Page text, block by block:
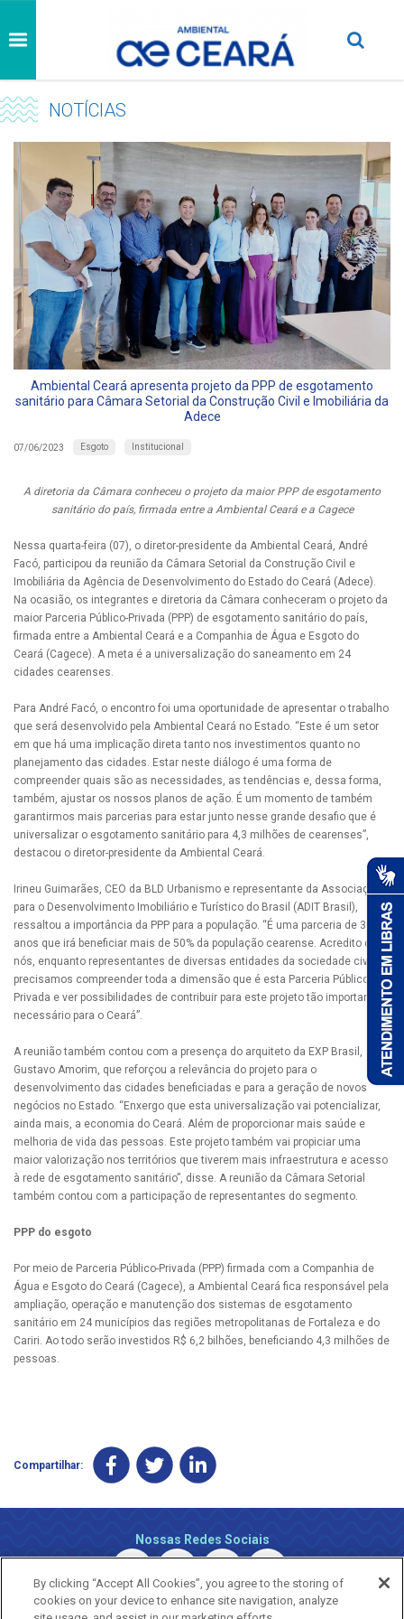
NOTÍCIAS
Ambiental Ceará apresenta projeto da PPP de esgotamento
sanitário para Câmara Setorial da Construção Civil e Imobiliária da
Adece
07/06/2023 Esgoto Institucional
A diretoria da Câmara conheceu o projeto da maior PPP de esgotamento
sanitário do país, firmada entre a Ambiental Ceará e a Cagece
Nessa quarta-feira (07), o diretor-presidente da Ambiental Ceará, André
Facó, participou da reunião da Câmara Setorial da Construção Civil e
Imobiliária da Agência de Desenvolvimento do Estado do Ceará (Adece).
Na ocasião, os integrantes e diretoria da Câmara conheceram o projeto da
maior Parceria Público-Privada (PPP) de esgotamento sanitário do país,
firmada entre a Ambiental Ceará e a Companhia de Água e Esgoto do
Ceará (Cagece). A meta é a universalização do saneamento em 24
cidades cearenses.
Para André Facó, o encontro foi uma oportunidade de apresentar o trabalho
que será desenvolvido pela Ambiental Ceará no Estado. “Este é um setor
em que há uma implicação direta tanto nos investimentos quanto no
planejamento das cidades. Estar neste diálogo é uma forma de
compreender quais são as necessidades, as tendências e, dessa forma,
também, ajustar os nossos planos de ação. É um momento de também
garantirmos mais parcerias para estar junto nesse grande desafio que é
universalizar o esgotamento sanitário para 4,3 milhões de cearenses”,
destacou o diretor-presidente da Ambiental Ceará.
Irineu Guimarães, CEO da BLD Urbanismo e representante da Associação
para o Desenvolvimento Imobiliário e Turístico do Brasil (ADIT Brasil),
ressaltou a importância da PPP para a população. “É uma parceria de 30
anos que irá beneficiar mais de 50% da população cearense. Acredito que
nós, enquanto representantes de diversas entidades da sociedade civil,
precisamos compreender toda a dimensão que é esta Parceria Público-
Privada e ver possibilidades de contribuir para este projeto tão importante e
necessário para o Ceará”.
A reunião também contou com a presença do arquiteto da EXP Brasil,
Gustavo Amorim, que reforçou a relevância do projeto para o
desenvolvimento das cidades beneficiadas e para a geração de novos
negócios no Estado. “Enxergo que esta universalização vai potencializar,
ainda mais, a economia do Ceará. Além de proporcionar mais saúde e
melhoria de vida das pessoas. Este projeto também vai propiciar uma
maior valorização nos territórios que tiverem mais infraestrutura e acesso
à rede de esgotamento sanitário”, disse. A reunião da Câmara Setorial
também contou com a participação de representantes do segmento.
PPP do esgoto
Por meio de Parceria Público-Privada (PPP) firmada com a Companhia de
Água e Esgoto do Ceará (Cagece), a Ambiental Ceará fica responsável pela
ampliação, operação e manutenção dos sistemas de esgotamento
sanitário em 24 municípios das regiões metropolitanas de Fortaleza e do
Cariri. Ao todo serão investidos R$ 6,2 bilhões, beneficiando 4,3 milhões de
pessoas.
Compartilhar:
Nossas Redes Sociais
By clicking “Accept All Cookies”, you agree to the storing of
cookies on your device to enhance site navigation, analyze